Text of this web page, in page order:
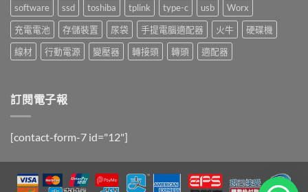
software
ssd toshiba tplink type-c usb
Worx
充電電池
存儲裝置 尿袋 手提電腦適配器 火牛
硬碟機
線材
行動電源 變壓器 轉接頭 轉頭 適配器
訂閱電子報
[contact-form-7 id="12"]